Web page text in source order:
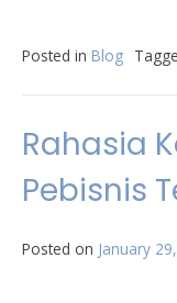
Posted in Blog
Rahasia
Pebisnis
Posted on January